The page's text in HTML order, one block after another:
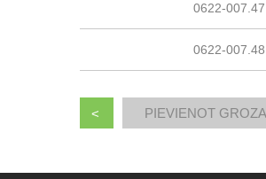
0622-007.47
0622-007.48
<